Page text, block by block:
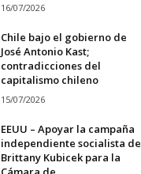
16/07/2026
Chile bajo el gobierno de
José Antonio Kast;
contradicciones del
capitalismo chileno
15/07/2026
EEUU – Apoyar la campaña
independiente socialista de
Brittany Kubicek para la